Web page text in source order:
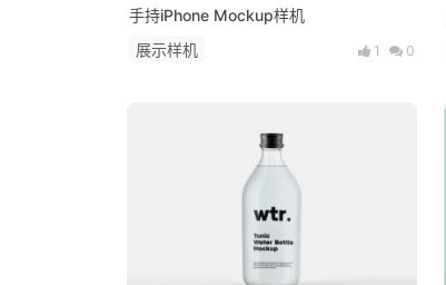
手持iPhone Mockup样机
展示样机
1 0